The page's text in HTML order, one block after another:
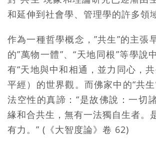
和延伸到社會學、管理學的許多領域
作為一種哲學概念，”共生”的主張
的”萬物一體”、“天地同根”等學說
有“天地與中和相通，並力同心，
平經）的世界觀。而佛家中的“共
法空性的真諦：“是故佛說：一切
緣和合共生，無有一法獨自生者。
有力。” (《大智度論》卷 62)